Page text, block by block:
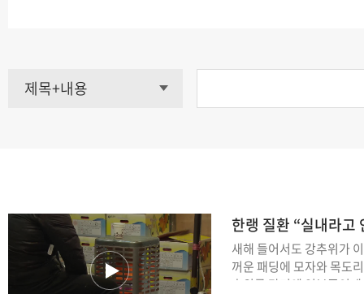
제목+내용
한랭 질환 “실내라고
새해 들어서도 강추위가
꺼운 패딩에 모자와 목도
추위를 막기엔 역부족인데요. [오미경/서